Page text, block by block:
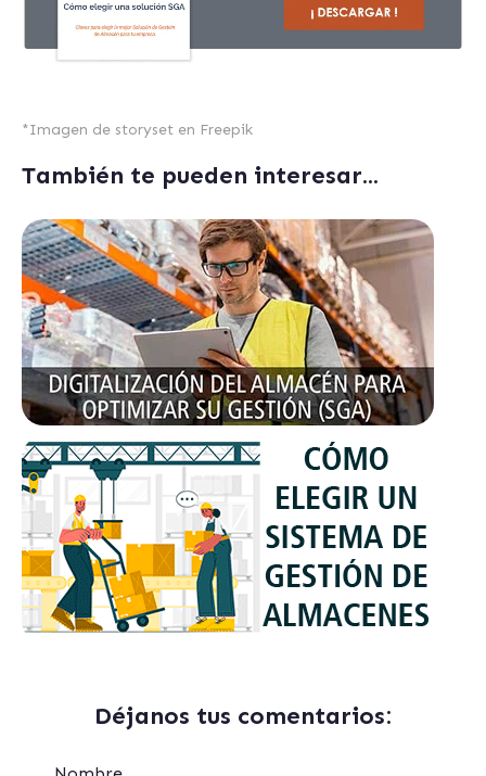
*Imagen de storyset en Freepik
También te pueden interesar...
Déjanos tus comentarios: